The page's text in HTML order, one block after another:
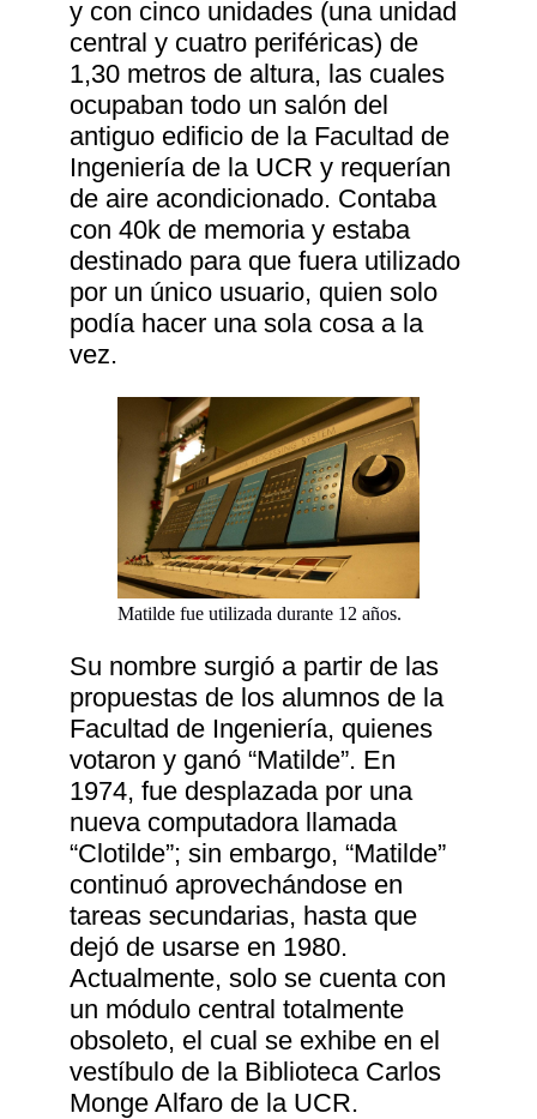
y con cinco unidades (una unidad
central y cuatro periféricas) de
1,30 metros de altura, las cuales
ocupaban todo un salón del
antiguo edificio de la Facultad de
Ingeniería de la UCR y requerían
de aire acondicionado. Contaba
con 40k de memoria y estaba
destinado para que fuera utilizado
por un único usuario, quien solo
podía hacer una sola cosa a la
vez.
Matilde fue utilizada durante 12 años.
Su nombre surgió a partir de las
propuestas de los alumnos de la
Facultad de Ingeniería, quienes
votaron y ganó “Matilde”. En
1974, fue desplazada por una
nueva computadora llamada
“Clotilde”; sin embargo, “Matilde”
continuó aprovechándose en
tareas secundarias, hasta que
dejó de usarse en 1980.
Actualmente, solo se cuenta con
un módulo central totalmente
obsoleto, el cual se exhibe en el
vestíbulo de la Biblioteca Carlos
Monge Alfaro de la UCR.